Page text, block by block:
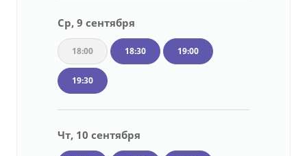
Ср, 9 сентября
18:00 18:30 19:00
19:30
Чт, 10 сентября